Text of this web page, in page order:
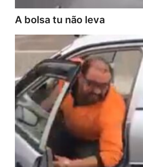
A bolsa tu não leva